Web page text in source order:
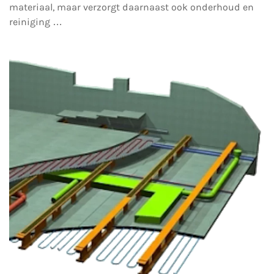
materiaal, maar verzorgt daarnaast ook onderhoud en
reiniging …